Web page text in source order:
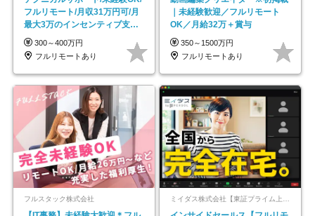
フルリモート/月収31万円可/月
最大3万のインセンティブ支給/
平均年齢33歳
300～400万円
フルリモートあり
｜未経験歓迎／フルリモート
OK／月給32万＋賞与
350～1500万円
フルリモートあり
フルスタック株式会社 ミイダス株式会社【東証プライム上場パーソルグループ】